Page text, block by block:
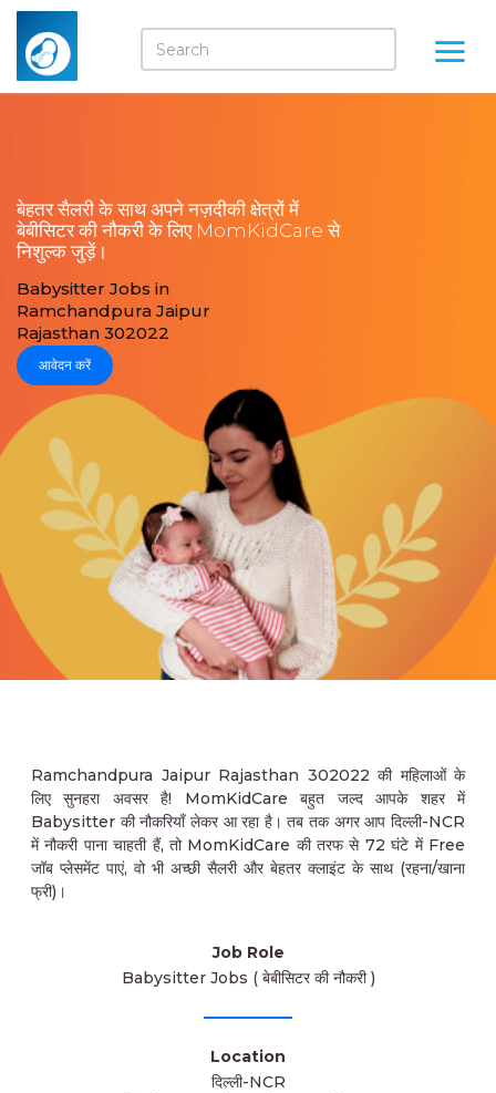
बेहतर सैलरी के साथ अपने नज़दीकी क्षेत्रों में
बेबीसिटर की नौकरी के लिए MomKidCare से
निशुल्क जुड़ें।
Babysitter Jobs in
Ramchandpura Jaipur
Rajasthan 302022
आवेदन करें
Ramchandpura Jaipur Rajasthan 302022 की महिलाओं के
लिए सुनहरा अवसर है! MomKidCare बहुत जल्द आपके शहर में
Babysitter की नौकरियाँ लेकर आ रहा है। तब तक अगर आप दिल्ली-NCR
में नौकरी पाना चाहती हैं, तो MomKidCare की तरफ से 72 घंटे में Free
जॉब प्लेसमेंट पाएं, वो भी अच्छी सैलरी और बेहतर क्लाइंट के साथ (रहना/खाना
फ्री)।
Job Role
Babysitter Jobs ( बेबीसिटर की नौकरी )
Location
दिल्ली-NCR